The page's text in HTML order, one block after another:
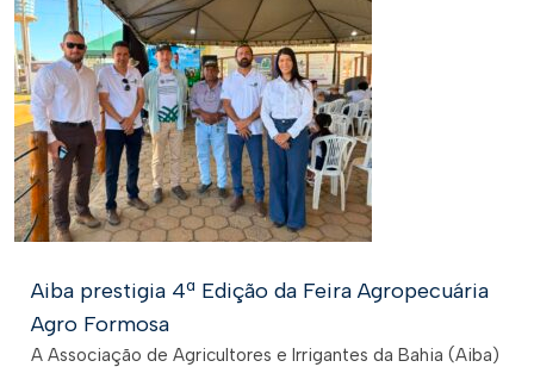
Aiba prestigia 4ª Edição da Feira Agropecuária
Agro Formosa
A Associação de Agricultores e Irrigantes da Bahia (Aiba)